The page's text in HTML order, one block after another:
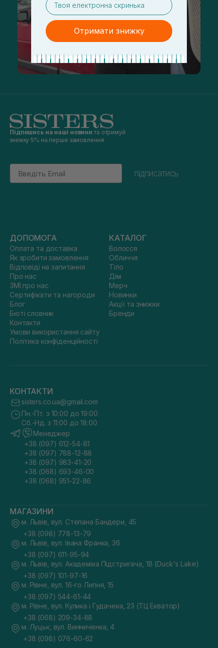
Підпишись на наші новини та отримуй
знижку 5% на перше замовлення
Email
підписатись
ДОПОМОГА
Оплата та доставка
Як зробити замовлення
Відповіді на запитання
Про нас
ЗМІ про нас
Сертифікати та нагороди
Блог
Бюті словник
Контакти
Умови використання сайту
Політика конфіденційності
КАТАЛОГ
Волосся
Обличчя
Тіло
Дім
Мерч
Новинки
Акції та знижки
Бренди
КОНТАКТИ
sisters.co.ua@gmail.com
Пн.-Пт. з 10:00 до 19:00
Сб.-Нд. з 11:00 до 18:00
Менеджер
+38 (097) 612-54-81
+38 (097) 788-12-88
+38 (097) 983-41-20
+38 (068) 693-46-00
+38 (068) 951-22-86
МАГАЗИНИ
м. Львів, вул. Степана Бандери, 45
+38 (098) 778-13-79
м. Львів, вул. Івана Франка, 36
+38 (097) 611-95-94
м. Львів, вул. Академіка Підстригача, 1В (Duck's Lake)
+38 (097) 101-97-16
м. Рівне, вул. 16-го Липня, 15
+38 (097) 544-61-44
м. Рівне, вул. Кулика і Гудачека, 23 (ТЦ Екватор)
+38 (068) 209-34-88
м. Луцьк, вул. Винниченка, 4
+38 (098) 076-60-62
Отримати знижку